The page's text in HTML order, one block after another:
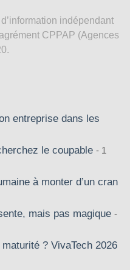
indépendant
CPPAP (Agences
entreprise dans les
le coupable
1
à monter d’un cran
mais pas magique
? VivaTech 2026